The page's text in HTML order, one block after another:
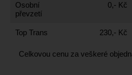
Osobní
převzetí
0,- Kč
Top Trans 230,- Kč
Celkovou cenu za veškeré